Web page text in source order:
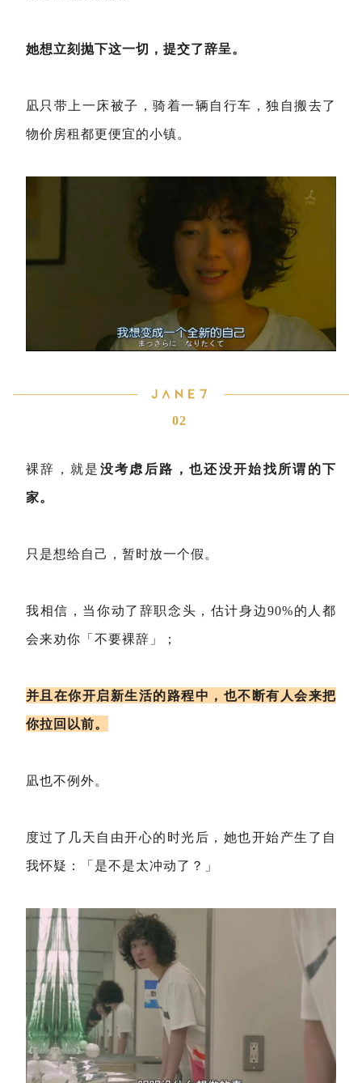
她想立刻抛下这一切，提交了辞呈。
凪只带上一床被子，骑着一辆自行车，独自搬去了
物价房租都更便宜的小镇。
02
裸辞，就是 没考虑后路，也还没开始找所谓的下
家。
只是想给自己，暂时放一个假。
我相信，当你动了辞职念头，估计身边90%的人都
会来劝你「不要裸辞」；
并且在你开启新生活的路程中，也不断有人会来把
你拉回以前。
凪也不例外。
度过了几天自由开心的时光后，她也开始产生了自
我怀疑：「是不是太冲动了？」